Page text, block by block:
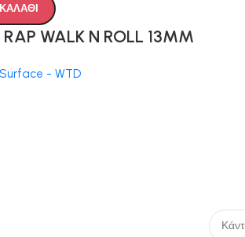
WALK N ROLL 13MM
Surface - WTD